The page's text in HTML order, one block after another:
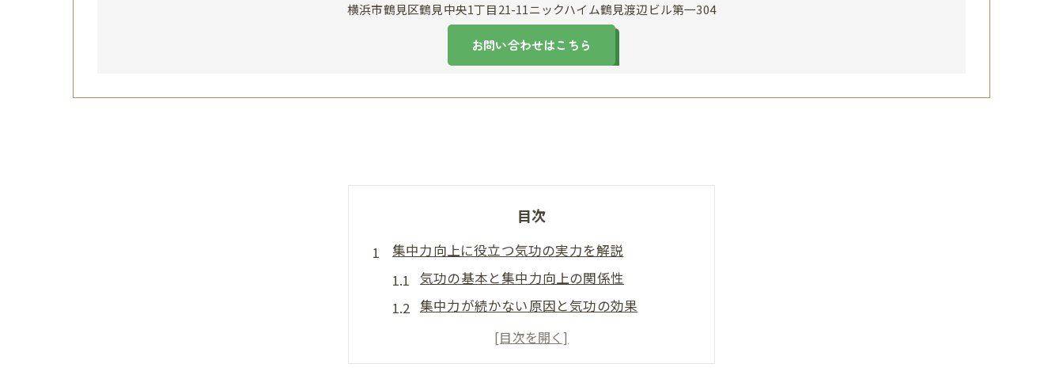
横浜市鶴見区鶴見中央1丁目21-11ニックハイム鶴見渡辺ビル第一304
お問い合わせはこちら
目次
集中力向上に役立つ気功の実力を解説
気功の基本と集中力向上の関係性
集中力が続かない原因と気功の効果
気功整体とは何か実例でわかるしくみ
気功治療は怪しいのか信頼性を検証